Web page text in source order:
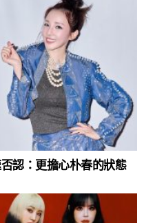
認：更擔心朴春的狀態